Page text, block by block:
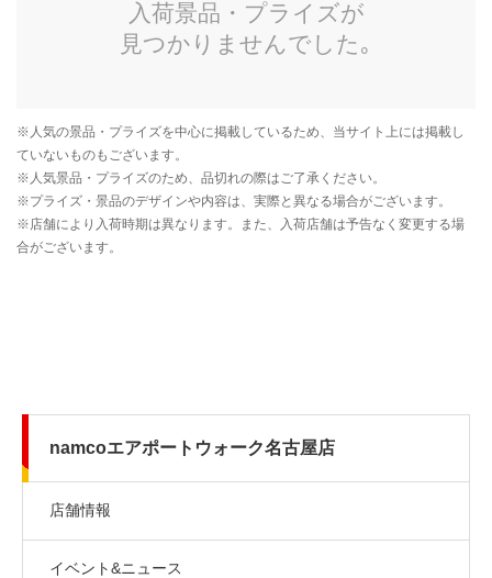
namcoエアポートウォーク名古屋店
店舗情報
イベント&ニュース